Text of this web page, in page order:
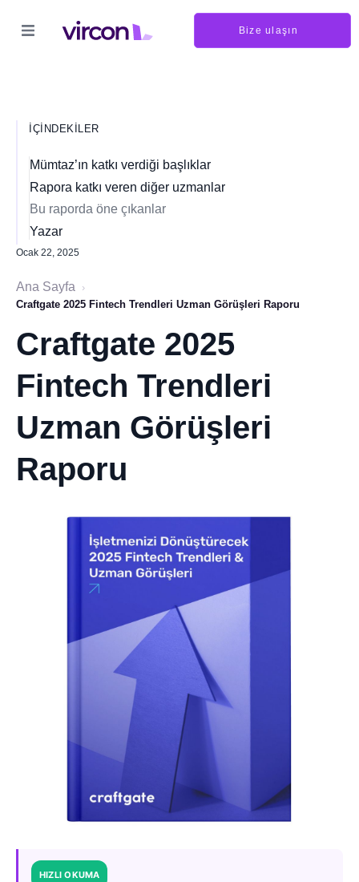
Bize ulaşın
İÇINDEKILER
Mümtaz’ın katkı verdiği başlıklar
Rapora katkı veren diğer uzmanlar
Bu raporda öne çıkanlar
Yazar
Ocak 22, 2025
Ana Sayfa
›
Craftgate 2025 Fintech Trendleri Uzman Görüşleri Raporu
Craftgate 2025
Fintech Trendleri
Uzman Görüşleri
Raporu
HIZLI OKUMA